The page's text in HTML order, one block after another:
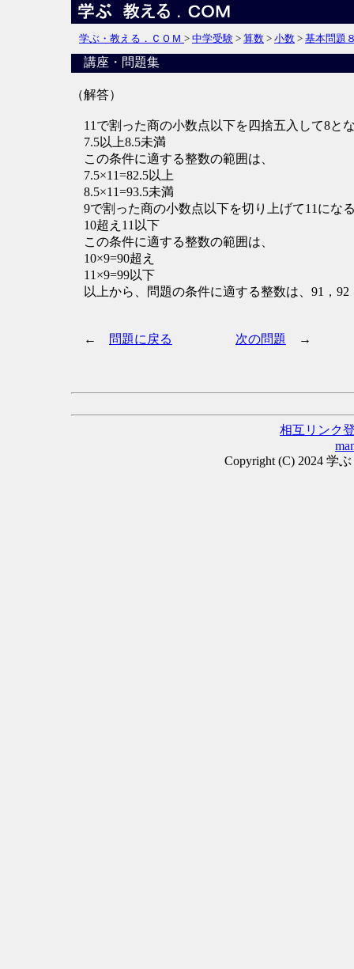
学ぶ・教える．ＣＯＭ > 中学受験 > 算数 > 小数 > 基本問題
講座・問題集
（解答）
11で割った商の小数点以下を四捨五入して8と
7.5以上8.5未満
この条件に適する整数の範囲は、
7.5×11=82.5以上
8.5×11=93.5未満
9で割った商の小数点以下を切り上げて11にな
10超え11以下
この条件に適する整数の範囲は、
10×9=90超え
11×9=99以下
以上から、問題の条件に適する整数は、91，92
← 問題に戻る 次の問題 →
相互リンク
Copyright (C) 2024 学